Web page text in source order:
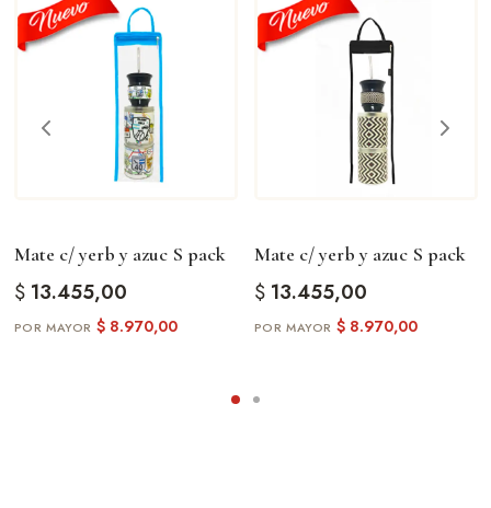
Mate c/ yerb y azuc S pack
$13.455,00
$8.970,00
Mate c/ yerb y azuc S pack
$13.455,00
$8.970,00